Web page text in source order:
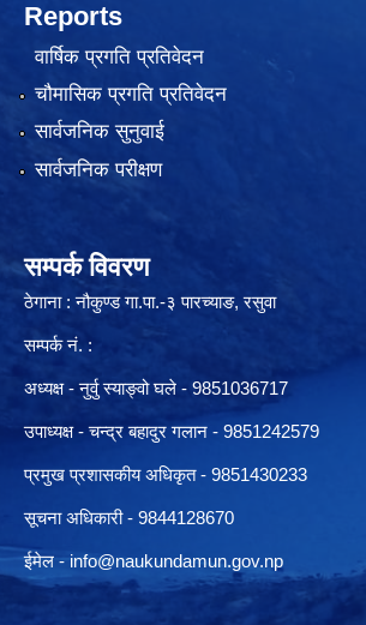
Reports
वार्षिक प्रगति प्रतिवेदन
चौमासिक प्रगति प्रतिवेदन
सार्वजनिक सुनुवाई
सार्वजनिक परीक्षण
सम्पर्क विवरण
ठेगाना : नौकुण्ड गा.पा.-३ पारच्याङ, रसुवा
सम्पर्क नं. :
अध्यक्ष - नुर्वु स्याङ्वो घले - 9851036717
उपाध्यक्ष - चन्द्र बहादुर गलान - 9851242579
प्रमुख प्रशासकीय अधिकृत - 9851430233
सूचना अधिकारी - 9844128670
ईमेल - info@naukundamun.gov.np